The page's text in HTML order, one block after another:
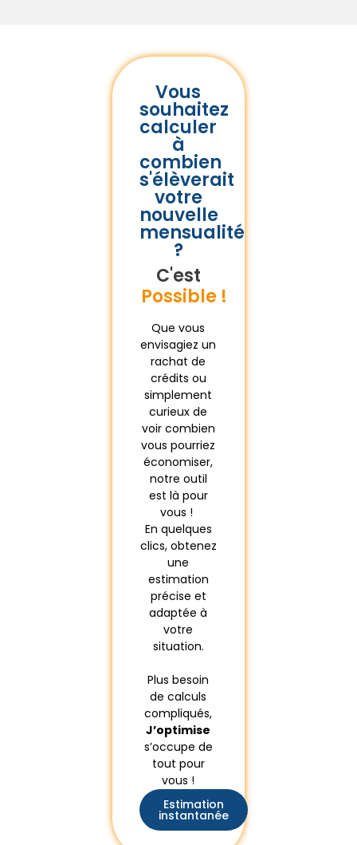
Vous
souhaitez
calculer
à
combien
s'élèverait
votre
nouvelle
mensualité
?
C'est
Gratuit !
Que vous
envisagiez un
rachat de
crédits ou
simplement
curieux de
voir combien
vous pourriez
économiser,
notre outil
est là pour
vous !
En quelques
clics, obtenez
une
estimation
précise et
adaptée à
votre
situation.
Plus besoin
de calculs
compliqués,
J’optimise
s’occupe de
tout pour
vous !
Estimation
instantanée